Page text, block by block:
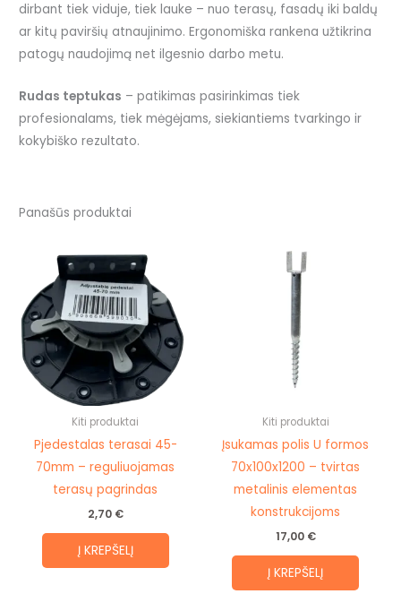
dirbant tiek viduje, tiek lauke – nuo terasų, fasadų iki baldų
ar kitų paviršių atnaujinimo. Ergonomiška rankena užtikrina
patogų naudojimą net ilgesnio darbo metu.
Rudas teptukas – patikimas pasirinkimas tiek
profesionalams, tiek mėgėjams, siekiantiems tvarkingo ir
kokybiško rezultato.
Panašūs produktai
Kiti produktai
Pjedestalas terasai 45-
70mm – reguliuojamas
terasų pagrindas
2,70 €
Į KREPŠELĮ
Kiti produktai
Įsukamas polis U formos
70x100x1200 – tvirtas
metalinis elementas
konstrukcijoms
17,00 €
Į KREPŠELĮ